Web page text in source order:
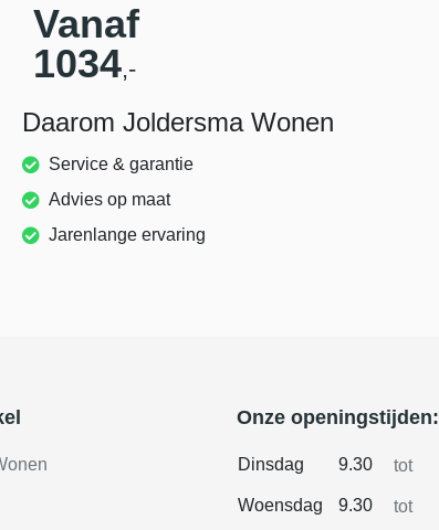
Vanaf
1034,-
Daarom Joldersma Wonen
Service & garantie
Advies op maat
Jarenlange ervaring
Onze openingstijden:
Dinsdag 9.30 tot
Woensdag 9.30 tot